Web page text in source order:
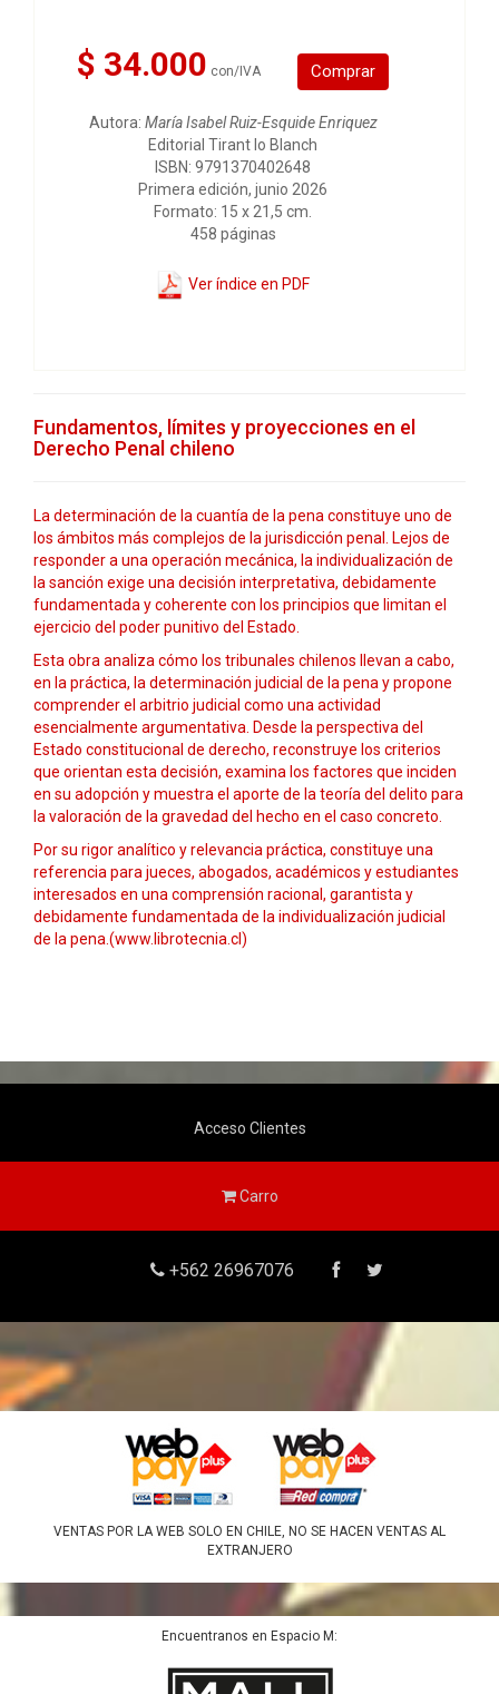
$ 34.000 con/IVA Comprar
Autora: María Isabel Ruiz-Esquide Enriquez
Editorial Tirant lo Blanch
ISBN: 9791370402648
Primera edición, junio 2026
Formato: 15 x 21,5 cm.
458 páginas
Ver índice en PDF
Fundamentos, límites y proyecciones en el
Derecho Penal chileno
La determinación de la cuantía de la pena constituye uno de
los ámbitos más complejos de la jurisdicción penal. Lejos de
responder a una operación mecánica, la individualización de
la sanción exige una decisión interpretativa, debidamente
fundamentada y coherente con los principios que limitan el
ejercicio del poder punitivo del Estado.
Esta obra analiza cómo los tribunales chilenos llevan a cabo,
en la práctica, la determinación judicial de la pena y propone
comprender el arbitrio judicial como una actividad
esencialmente argumentativa. Desde la perspectiva del
Estado constitucional de derecho, reconstruye los criterios
que orientan esta decisión, examina los factores que inciden
en su adopción y muestra el aporte de la teoría del delito para
la valoración de la gravedad del hecho en el caso concreto.
Por su rigor analítico y relevancia práctica, constituye una
referencia para jueces, abogados, académicos y estudiantes
interesados en una comprensión racional, garantista y
debidamente fundamentada de la individualización judicial
de la pena.(www.librotecnia.cl)
Acceso Clientes
Carro
+562 26967076
VENTAS POR LA WEB SOLO EN CHILE, NO SE HACEN VENTAS AL
EXTRANJERO
Encuentranos en Espacio M: